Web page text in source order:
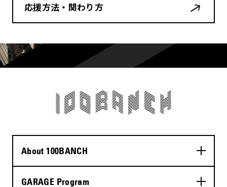
応援方法・関わり方
About 100BANCH
GARAGE Program